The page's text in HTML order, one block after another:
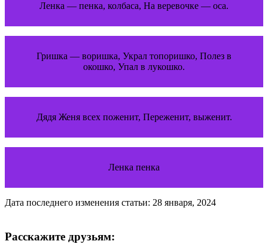
Ленка — пенка, колбаса, На веревочке — оса.
Гришка — воришка, Украл топоришко, Полез в
окошко, Упал в лукошко.
Дядя Женя всех поженит, Переженит, выженит.
Ленка пенка
Дата последнего изменения статьи: 28 января, 2024
Расскажите друзьям: